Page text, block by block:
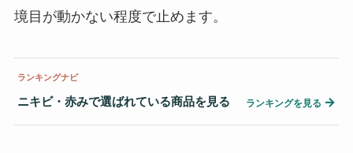
境目が動かない程度で止めます。
ランキングナビ
ニキビ・赤みで選ばれている商品を見る ランキングを見る →